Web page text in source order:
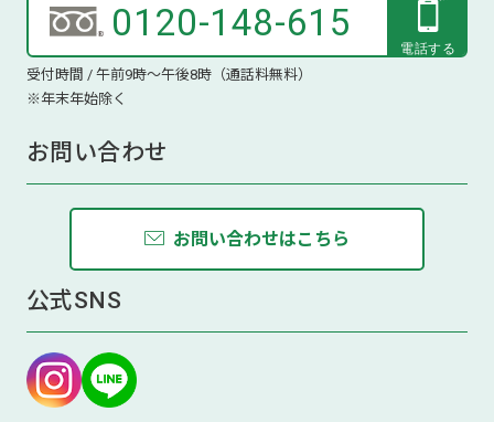
0120-148-615
受付時間 / 午前9時～午後8時（通話料無料）
※年末年始除く
お問い合わせ
お問い合わせはこちら
公式SNS